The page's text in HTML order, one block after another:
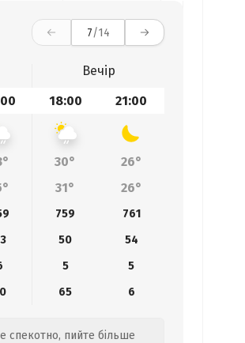
7/14
Вечір
18:00 21:00
30°
26°
31° 26°
759
761
50
54
5
5
65 6
спекотно, пийте більше